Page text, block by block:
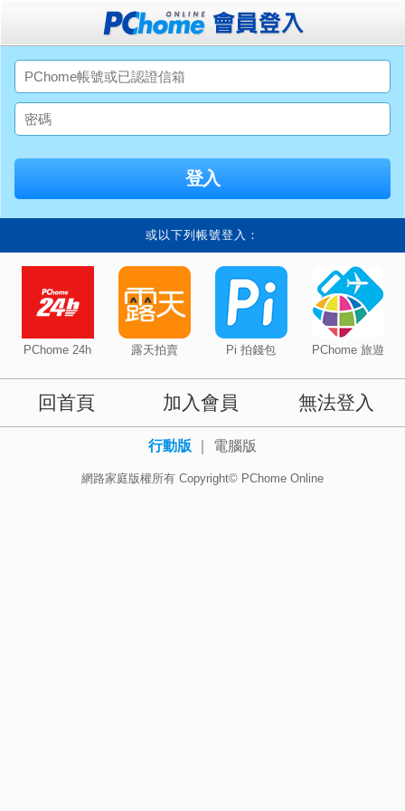
或以下列帳號登入：
PChome 24h 露天拍賣 Pi 拍錢包 PChome 旅遊
回首頁 加入會員 無法登入
行動版 電腦版
網路家庭版權所有 Copyright© PChome Online